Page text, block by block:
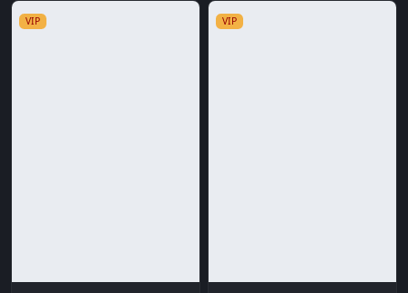
VIP VIP